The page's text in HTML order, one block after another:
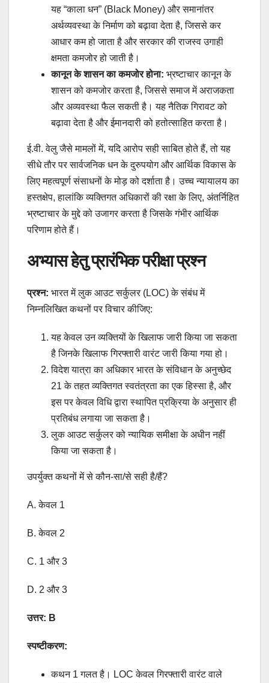
यह “काला धन” (Black Money) और समानांतर
अर्थव्यवस्था के निर्माण को बढ़ावा देता है, जिससे कर
आधार कम हो जाता है और सरकार की राजस्व उगाही
क्षमता कमजोर हो जाती है।
कानून के शासन का कमजोर होना: भ्रष्टाचार कानून के
शासन को कमजोर करता है, जिससे समाज में अराजकता
और अव्यवस्था फैल सकती है। यह नैतिक गिरावट को
बढ़ावा देता है और ईमानदारी को हतोत्साहित करता है।
ई.वी. वेलु जैसे मामलों में, यदि आरोप सही साबित होते हैं, तो यह
सीधे तौर पर सार्वजनिक धन के दुरुपयोग और आर्थिक विकास के
लिए महत्वपूर्ण संसाधनों के मोड़ को दर्शाता है। उच्च न्यायालय का
हस्तक्षेप, हालांकि व्यक्तिगत अधिकारों की रक्षा के लिए, अंतर्निहित
भ्रष्टाचार के मुद्दे को उजागर करता है जिसके गंभीर आर्थिक
परिणाम होते हैं।
अभ्यास हेतु प्रारंभिक परीक्षा प्रश्न
प्रश्न: भारत में लुक आउट सर्कुलर (LOC) के संबंध में
निम्नलिखित कथनों पर विचार कीजिए:
यह केवल उन व्यक्तियों के खिलाफ जारी किया जा सकता
है जिनके खिलाफ गिरफ्तारी वारंट जारी किया गया हो।
विदेश यात्रा का अधिकार भारत के संविधान के अनुच्छेद
21 के तहत व्यक्तिगत स्वतंत्रता का एक हिस्सा है, और
इस पर केवल विधि द्वारा स्थापित प्रक्रिया के अनुसार ही
प्रतिबंध लगाया जा सकता है।
लुक आउट सर्कुलर को न्यायिक समीक्षा के अधीन नहीं
किया जा सकता है।
उपर्युक्त कथनों में से कौन-सा/से सही है/हैं?
A. केवल 1
B. केवल 2
C. 1 और 3
D. 2 और 3
उत्तर: B
स्पष्टीकरण:
कथन 1 गलत है। LOC केवल गिरफ्तारी वारंट वाले